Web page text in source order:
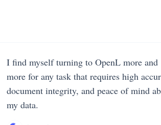
I find myself turning to OpenL more and
more for any task that requires high
document integrity, and peace of mind
my data.